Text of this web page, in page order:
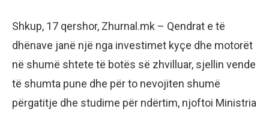
Shkup, 17 qershor, Zhurnal.mk – Qendrat e të
dhënave janë një nga investimet kyçe dhe motorët
në shumë shtete të botës së zhvilluar, sjellin vende
të shumta pune dhe për to nevojiten shumë
përgatitje dhe studime për ndërtim, njoftoi Ministria